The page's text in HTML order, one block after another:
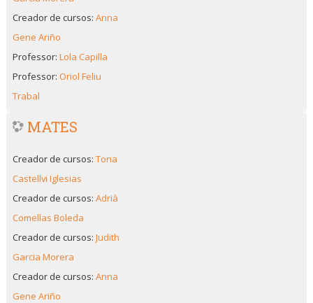
Creador de cursos:Anna
Gene Ariño
Professor:Lola Capilla
Professor: Oriol Feliu
Trabal
MATES
Creador de cursos:Tona
Castellvi Iglesias
Creador de cursos:Adrià
Comellas Boleda
Creador de cursos:Judith
Garcia Morera
Creador de cursos:Anna
Gene Ariño